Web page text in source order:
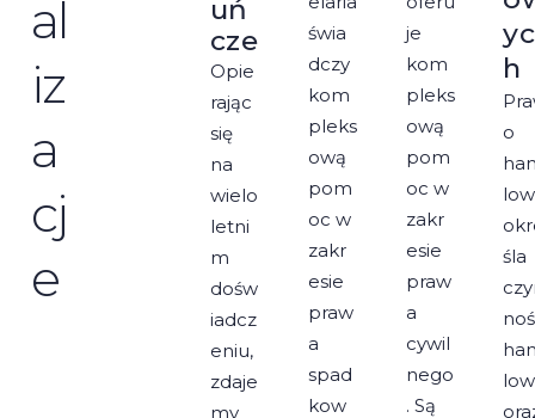
al
iz
a
cj
e
uń
cze
Opie
rając
się
na
wielo
letni
m
dośw
iadcz
eniu,
zdaje
my
świa
dczy
kom
pleks
ową
pom
oc w
zakr
esie
praw
a
spad
kow
je
kom
pleks
ową
pom
oc w
zakr
esie
praw
a
cywil
nego
. Są
yc
h​
o
śla